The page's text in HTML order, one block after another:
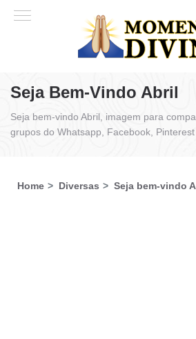
Seja Bem-Vindo Abril
Seja bem-vindo Abril, imagem para
grupos do Whatsapp, Facebook,
Home Diversas Seja bem-vindo